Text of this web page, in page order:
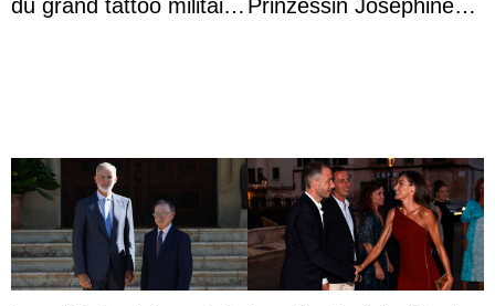
du grand tattoo militaire Prinzessin Joséphine